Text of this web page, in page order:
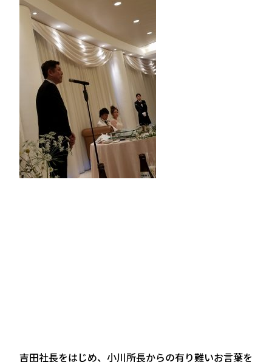
吉田社長をはじめ、小川所長からの有り難いお言葉を